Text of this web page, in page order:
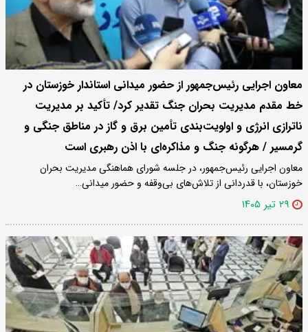
معاون اجرایی رئیس‌جمهور از حضور میدانی استاندار خوزستان در
خط‌ مقدم مدیریت بحران جنگ تقدیر کرد/ تأکید بر مدیریت
ناترازی انرژی و اولویت‌بندی تأمین برق و گاز در مناطق جنگی و
گرمسیر / هرگونه جنگ و مذاکره‌ای با اذن رهبری است
معاون اجرایی رئیس‌جمهور، در جلسه شورای هماهنگی مدیریت بحران
خوزستان، با قدردانی از تلاش‌های بی‌وقفه و حضور میدانی…
۲۹ تیر ۱۴۰۵